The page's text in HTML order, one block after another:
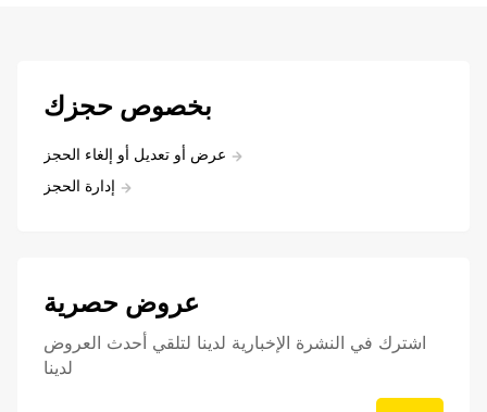
بخصوص حجزك
عرض أو تعديل أو إلغاء الحجز
إدارة الحجز
عروض حصرية
اشترك في النشرة الإخبارية لدينا لتلقي أحدث العروض
لدينا